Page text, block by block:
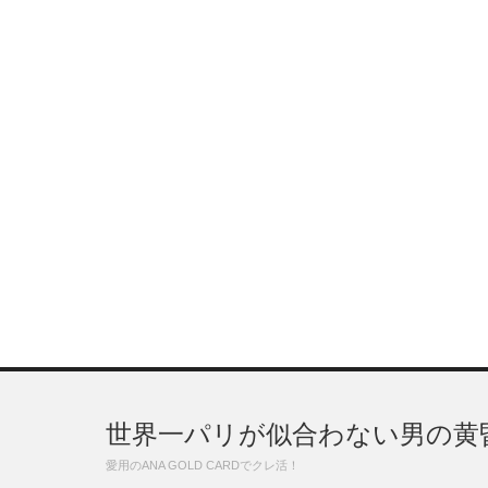
世界一パリが似合わない男の黄
愛用のANA GOLD CARDでクレ活！